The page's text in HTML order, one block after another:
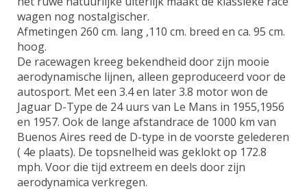
wagen nog nostalgischer.
Afmetingen 260 cm. lang ,110 cm. breed en ca. 95 cm.
hoog.
De racewagen kreeg bekendheid door zijn mooie
aerodynamische lijnen, alleen geproduceerd voor de
autosport. Met een 3.4 en later 3.8 motor won de
Jaguar D-Type de 24 uurs van Le Mans in 1955,1956
en 1957. Ook de lange afstandrace de 1000 km van
Buenos Aires reed de D-type in de voorste gelederen
( 4e plaats). De topsnelheid was geklokt op 172.8
mph. Voor die tijd extreem en deels door zijn
aerodynamica verkregen.